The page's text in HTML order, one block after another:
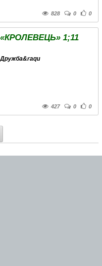
828 0 0
1;11
427 0 0